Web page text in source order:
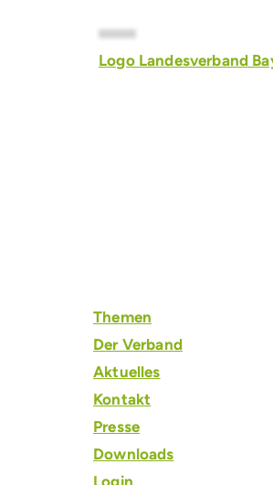
Logo Landesverband
Themen
Der Verband
Aktuelles
Kontakt
Presse
Downloads